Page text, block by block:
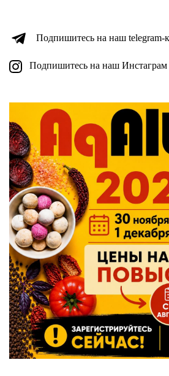
Подпишитесь на наш telegram-
Подпишитесь на наш Инстаграм